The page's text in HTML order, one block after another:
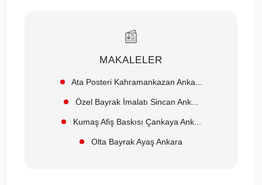
📰
MAKALELER
Ata Posteri Kahramankazan Anka...
Özel Bayrak İmalatı Sincan Ank...
Kumaş Afiş Baskısı Çankaya Ank...
Olta Bayrak Ayaş Ankara